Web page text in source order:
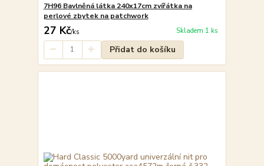
7H96 Bavlněná látka 240x17cm zvířátka na
perlové zbytek na patchwork
27 Kč/ks Skladem 1 ks
Přidat do košíku